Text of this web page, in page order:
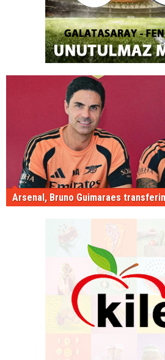
Arsenal, Bruno Guimaraes